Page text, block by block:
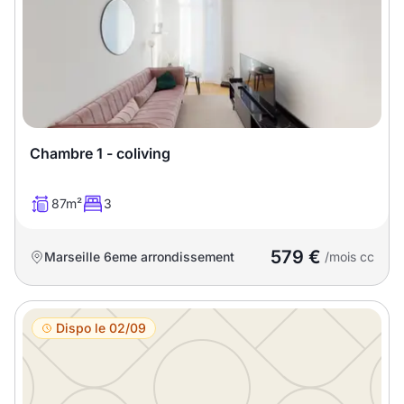
Chambre 1 - coliving
87m² 3
Marseille 6eme arrondissement 579 € /mois cc
Dispo le 02/09